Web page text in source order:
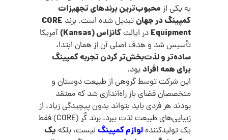
به یکی از محبوب‌ترین برندهای تجهیزات
کمپینگ در جهانتبدیل شده است. برند CORE
Equipment در ایالتکانزاس (Kansas)
آمریکا
تأسیس شد و هدف اصلی آن از همان ابتدا،
ساده‌تر و لذت‌بخش‌تر کردن تجربه کمپینگ
برای همه افرادبود.
این شرکت توسط گروهی از طبیعت‌ دوستان و
متخصصان فضای باز راه‌اندازی شد که معتقد
بودند هر فردی باید بتواند بدون پیچیدگی زیاد، از
زیبایی‌های طبیعت لذت ببرد. برند کُر (CORE) فقط
یک تولیدکنندهلوازم کمپینگنیست، بلکه یک